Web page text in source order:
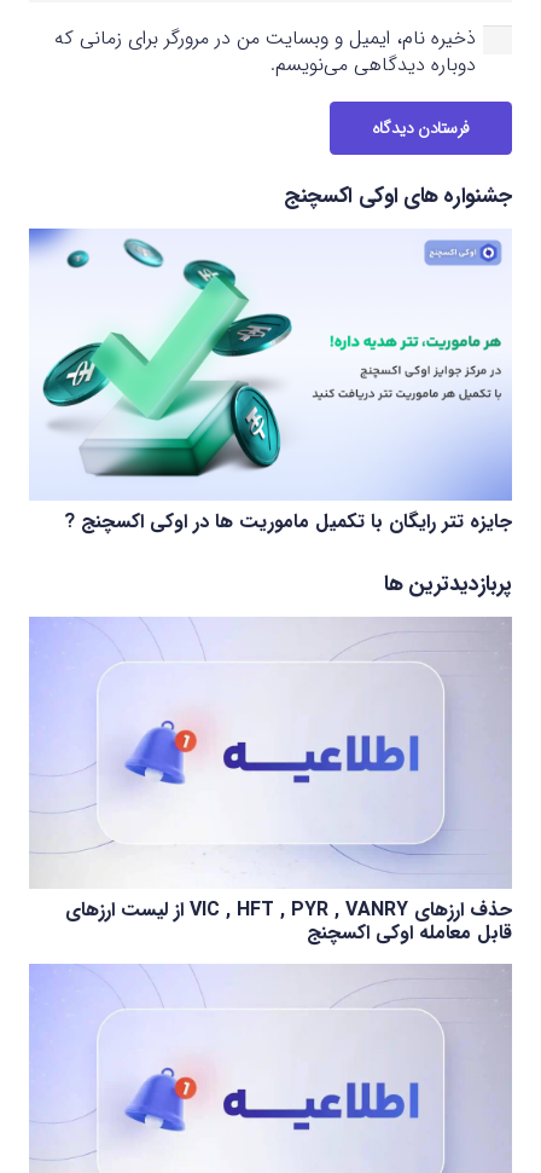
ذخیره نام، ایمیل و وبسایت من در مرورگر برای زمانی که
دوباره دیدگاهی می‌نویسم.
فرستادن دیدگاه
جشنواره های اوکی اکسچنج
جایزه تتر رایگان با تکمیل ماموریت ها در اوکی اکسچنج ?
پربازدیدترین ها
حذف ارزهای VIC , HFT , PYR , VANRY از لیست ارزهای
قابل معامله اوکی اکسچنج